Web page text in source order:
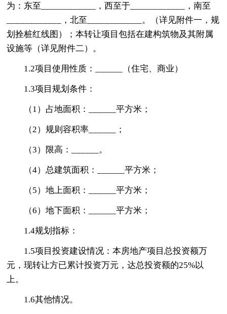
为：东至____________，西至于____________，南至
____________，北至____________。（详见附件一，规
划拴桩红线图）；本转让项目包括在建构筑物及其附属
设施等（详见附件二）。
1.2项目使用性质：______（住宅、商业）
1.3项目规划条件：
（1）占地面积：______平方米；
（2）规则容积率______；
（3）限高：______。
（4）总建筑面积：______平方米；
（5）地上面积：______平方米；
（6）地下面积：______平方米；
1.4规划指标：
1.5项目投资建设情况：本房地产项目总投资额万
元，现转让方已累计投资万元，达总投资额的25%以
上。
1.6其他情况。